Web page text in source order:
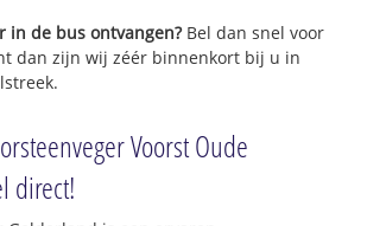
in de bus ontvangen?Bel dan snel voor
dan zijn wij zéér binnenkort bij u in
Voorst Oude
direct!